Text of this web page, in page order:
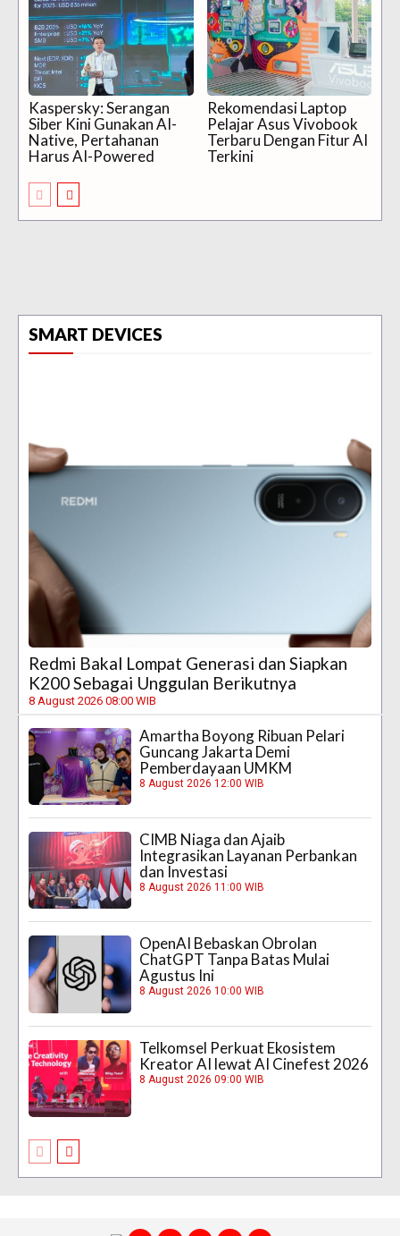
Kaspersky: Serangan
Siber Kini Gunakan AI-
Native, Pertahanan
Harus AI-Powered
Rekomendasi Laptop
Pelajar Asus Vivobook
Terbaru Dengan Fitur AI
Terkini
SMART DEVICES
Redmi Bakal Lompat Generasi dan Siapkan
K200 Sebagai Unggulan Berikutnya
8 August 2026 08:00 WIB
Amartha Boyong Ribuan Pelari
Guncang Jakarta Demi
Pemberdayaan UMKM
8 August 2026 12:00 WIB
CIMB Niaga dan Ajaib
Integrasikan Layanan Perbankan
dan Investasi
8 August 2026 11:00 WIB
OpenAI Bebaskan Obrolan
ChatGPT Tanpa Batas Mulai
Agustus Ini
8 August 2026 10:00 WIB
Telkomsel Perkuat Ekosistem
Kreator AI lewat AI Cinefest 2026
8 August 2026 09:00 WIB